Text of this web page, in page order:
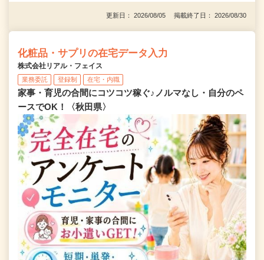
更新日： 2026/08/05 掲載終了日： 2026/08/30
化粧品・サプリの在宅データ入力
株式会社リアル・フェイス
業務委託 登録制 在宅・内職
家事・育児の合間にコツコツ稼ぐ♪ノルマなし・自分のペ
ースでOK！〈秋田県〉